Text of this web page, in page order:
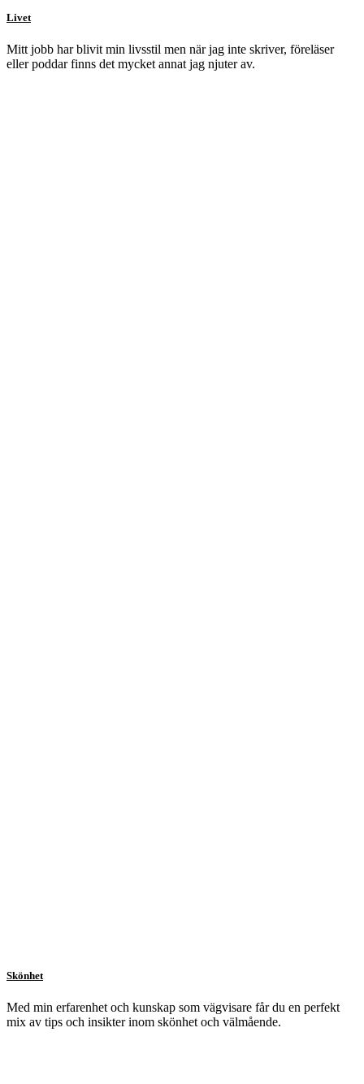
Livet
Mitt jobb har blivit min livsstil men när jag inte skriver, föreläser
eller poddar finns det mycket annat jag njuter av.
Skönhet
Med min erfarenhet och kunskap som vägvisare får du en perfekt
mix av tips och insikter inom skönhet och välmående.